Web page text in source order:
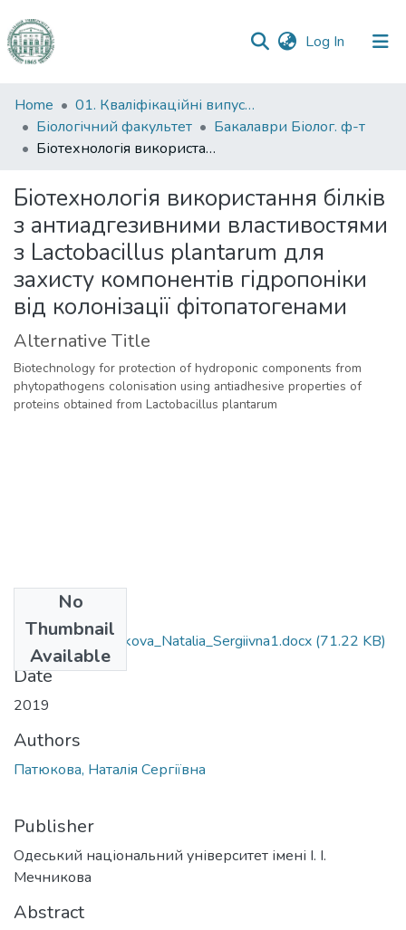
Log In (current)
Communities
&
Collections
Statistics
Home
01. Кваліфікаційні випускні роботи здобувачів вищої освіти
Біологічний факультет
Бакалаври Біолог. ф-т
Біотехнологія використання білків з антиадгезивними властивостями з Lactobacillus plantarum для захисту компонентів гідропоніки від колонізації фітопатогенами
Біотехнологія використання білків
з антиадгезивними властивостями
з Lactobacillus plantarum для
захисту компонентів гідропоніки
від колонізації фітопатогенами
Alternative Title
Biotechnology for protection of hydroponic components from
phytopathogens colonisation using antiadhesive properties of
proteins obtained from Lactobacillus plantarum
No
Thumbnail
Available
6.051401_Patyukova_Natalia_Sergiivna1.docx (71.22 KB)
Date
2019
Authors
Патюкова, Наталія Сергіївна
Publisher
Одеський національний університет імені І. І.
Мечникова
Abstract